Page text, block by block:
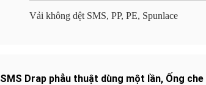
Vải không dệt SMS, PP, PE, Spunlace
SMS Drap phẫu thuật dùng một lần, Ống